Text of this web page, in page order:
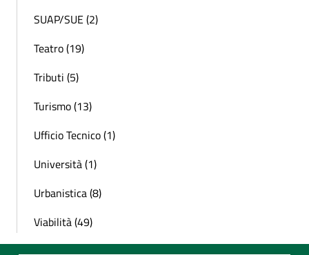
SUAP/SUE (2)
Teatro (19)
Tributi (5)
Turismo (13)
Ufficio Tecnico (1)
Università (1)
Urbanistica (8)
Viabilità (49)